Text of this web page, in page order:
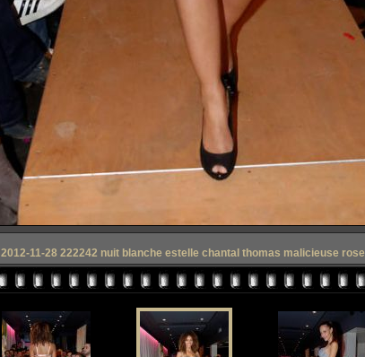
2012-11-28 222242 nuit blanche estelle chantal thomas malicieuse rose